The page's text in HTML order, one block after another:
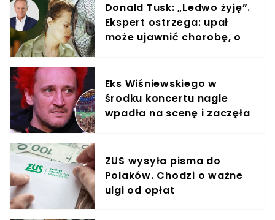
Donald Tusk: „Ledwo żyję”.
Ekspert ostrzega: upał
może ujawnić chorobę, o
Eks Wiśniewskiego w
środku koncertu nagle
wpadła na scenę i zaczęła
ZUS wysyła pisma do
Polaków. Chodzi o ważne
ulgi od opłat